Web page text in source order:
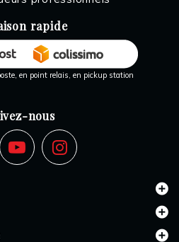
rapide
en point relais, en pickup station
nous